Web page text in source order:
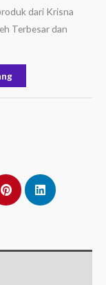
dari Krisna
Terbesar dan